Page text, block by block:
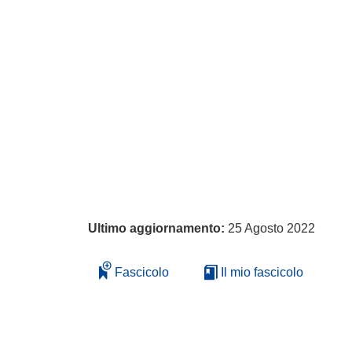
Ultimo aggiornamento: 25 Agosto 2022
Fascicolo Il mio fascicolo